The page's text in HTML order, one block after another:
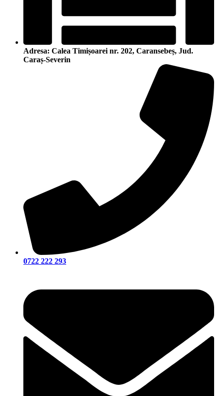
Adresa: Calea Timișoarei nr. 202, Caransebeș, Jud.
Caraș-Severin
0722 222 293